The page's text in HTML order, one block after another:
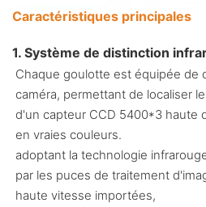
Caractéristiques principales
1. Système de distinction
Chaque goulotte est équipée de
caméra, permettant de localiser
d'un capteur CCD 5400*3 haute
en vraies couleurs.
adoptant la technologie
par les puces de traitement
haute vitesse importées,